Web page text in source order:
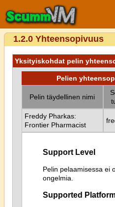
1.2.0 Yhteensopivuus
Yksityiskohdat pelin
Pelien
Pelin täydellinen nimi
Freddy Pharkas:
Frontier Pharmacist
Support Level
Pelin pelaamisessa ei
ongelmia.
Supported